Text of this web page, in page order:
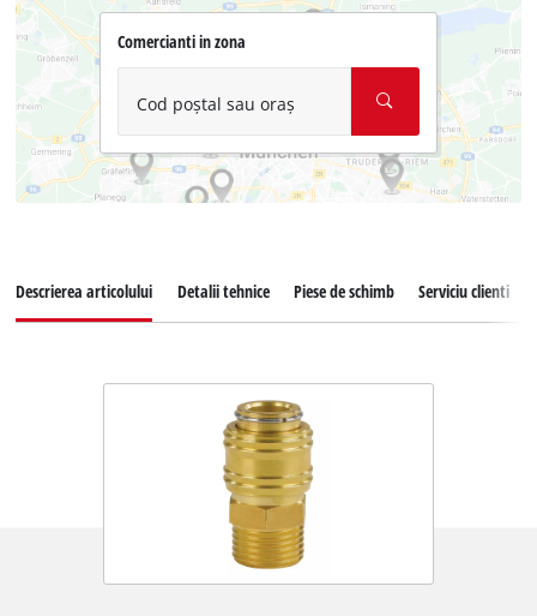
Comercianti in zona
Cod poștal sau oraș
Descrierea articolului Detalii tehnice Piese de schimb Serviciu clienti